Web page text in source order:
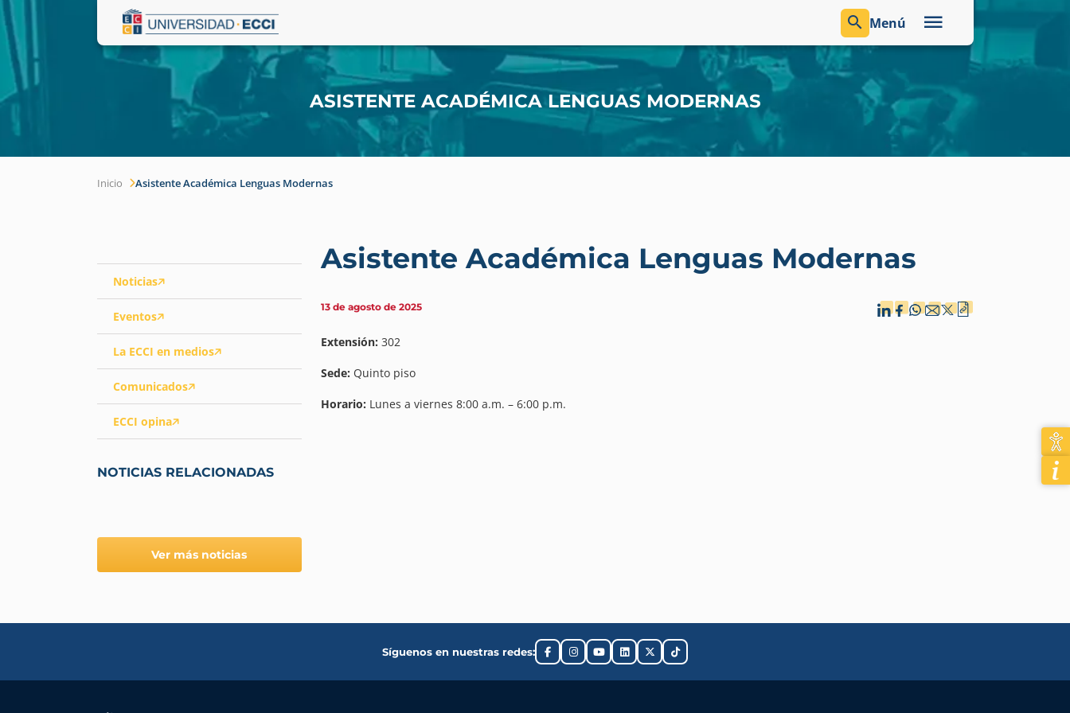
Menú
ASISTENTE ACADÉMICA LENGUAS MODERNAS
Inicio Asistente Académica Lenguas Modernas
Noticias
Eventos
La ECCI en medios
Comunicados
ECCI opina
NOTICIAS RELACIONADAS
Ver más noticias
Asistente Académica Lenguas Modernas
13 de agosto de 2025
Extensión: 302
Sede: Quinto piso
Horario: Lunes a viernes 8:00 a.m. – 6:00 p.m.
Síguenos en nuestras redes: